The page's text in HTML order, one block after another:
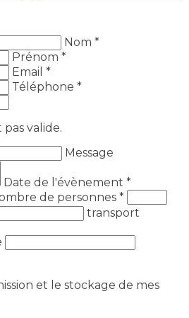
Nom *
Prénom *
Email *
Téléphone *
valide.
Message
Date de l'évènement *
de personnes *
transport
et le stockage de mes